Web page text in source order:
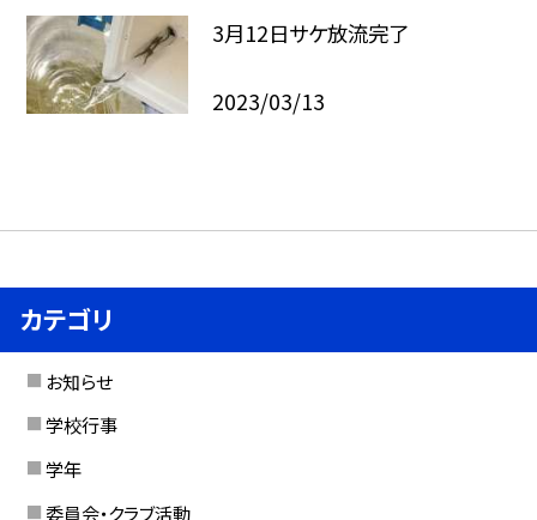
3月12日サケ放流完了
2023/03/13
カテゴリ
お知らせ
学校行事
学年
委員会・クラブ活動